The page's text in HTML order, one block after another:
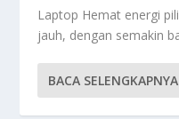
Laptop Hemat energi
jauh, dengan semakin
BACA SELENGKAPNYA